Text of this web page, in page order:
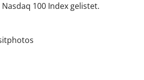
100 Index gelistet.